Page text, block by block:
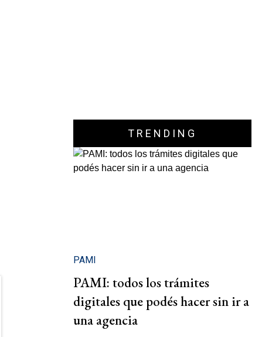
TRENDING
PAMI
PAMI: todos los trámites
digitales que podés hacer sin ir a
una agencia